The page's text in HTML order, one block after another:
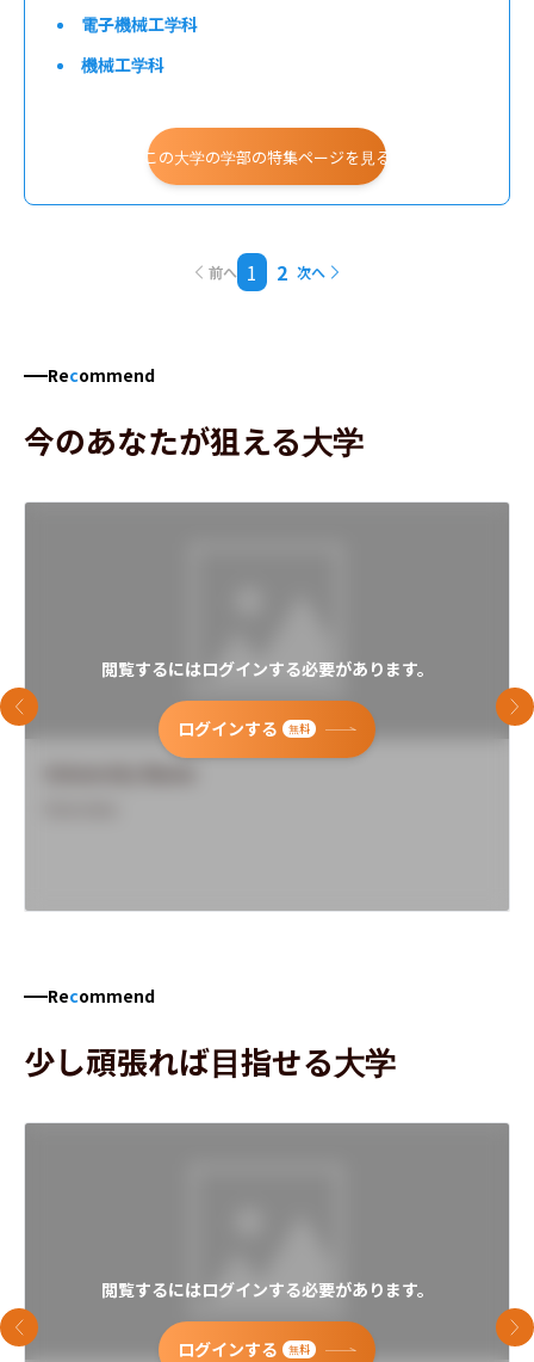
電子機械工学科
機械工学科
基礎理工学科（環境化学専攻）
情報通信工学部
この大学の学部の特集ページを見る
前へ 1 2 次へ
Recommend
今のあなたが狙える大学
閲覧するにはログインする必要があります。
ログインする 無料
前のスライド 次
Recommend
少し頑張れば目指せる大学
閲覧するにはログインする必要があります。
ログインする 無料
前のスライド 次